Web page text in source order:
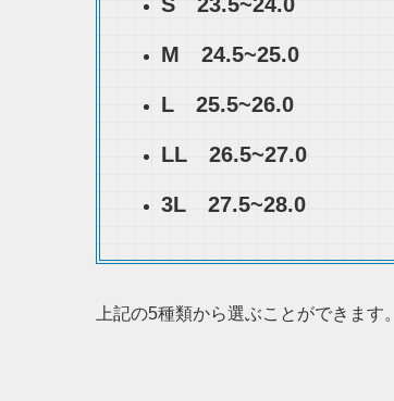
M 24.5~25.0
L 25.5~26.0
LL 26.5~27.0
3L 27.5~28.0
上記の5種類から選ぶことができます。